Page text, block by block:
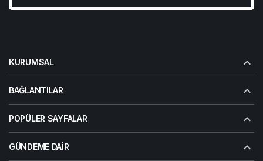
KURUMSAL
BAĞLANTILAR
POPÜLER SAYFALAR
GÜNDEME DAIR